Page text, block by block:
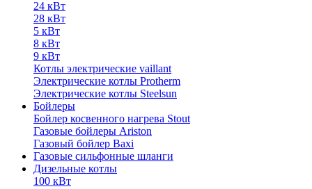
24 кВт
28 кВт
5 кВт
8 кВт
9 кВт
Котлы электрические vaillant
Электрические котлы Protherm
Электрические котлы Steelsun
Бойлеры
Бойлер косвенного нагрева Stout
Газовые бойлеры Ariston
Газовый бойлер Baxi
Газовые сильфонные шланги
Дизельные котлы
100 кВт